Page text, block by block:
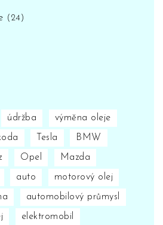
(24)
údržba výměna oleje
Tesla BMW
Opel Mazda
auto motorový olej
automobilový průmysl
elektromobil